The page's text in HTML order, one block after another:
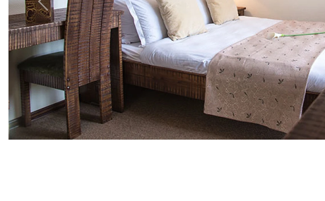
Предыдущий